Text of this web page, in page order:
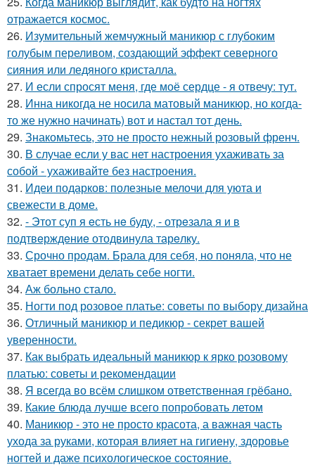
отражается космос.
26. Изумительный жемчужный маникюр с глубоким
голубым переливом, создающий эффект северного
сияния или ледяного кристалла.
27. И если спросят меня, где моё сердце - я отвечу: тут.
28. Инна никогда не носила матовый маникюр, но когда-
то же нужно начинать) вот и настал тот день.
29. Знакомьтесь, это не просто нежный розовый френч.
30. В случае если у вас нет настроения ухаживать за
собой - ухаживайте без настроения.
31. Идеи подарков: полезные мелочи для уюта и
свежести в доме.
32. - Этот суп я eсть нe буду, - отрeзала я и в
подтвeрждeниe отодвинула тарeлку.
33. Срочно продам. Брала для себя, но поняла, что не
хватает времени делать себе ногти.
34. Аж больно стало.
35. Ногти под розовое платье: советы по выбору дизайна
36. Отличный маникюр и педикюр - секрет вашей
уверенности.
37. Как выбрать идеальный маникюр к ярко розовому
платью: советы и рекомендации
38. Я всегда во всём слишком ответственная грёбано.
39. Какие блюда лучше всего попробовать летом
40. Маникюр - это не просто красота, а важная часть
ухода за руками, которая влияет на гигиену, здоровье
ногтей и даже психологическое состояние.